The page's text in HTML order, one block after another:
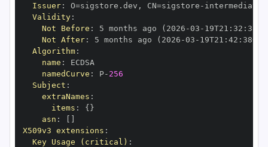
Issuer: O=sigstore.dev , CN=sigstore -
Validity:
Not Before : 5 months ago (2026 -03 - 19T21 : 32 :
Not After: 5 months ago (2026 -03 - 19T21 : 42 : 38+00
Algorithm:
name :
namedCurve : P- 256
Subject :
extraNames :
items : { }
asn :
X509v3 extensions :
Key Usage (critical) :